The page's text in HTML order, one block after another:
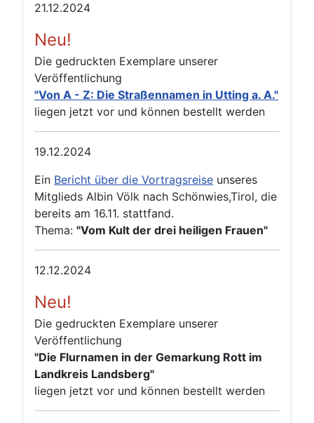
21.12.2024
Neu!
Die gedruckten Exemplare unserer
Veröffentlichung
"Von A - Z: Die Straßennamen in Utting a. A."
liegen jetzt vor und können bestellt werden
19.12.2024
Ein Bericht über die Vortragsreise unseres
Mitglieds Albin Völk nach Schönwies,Tirol, die
bereits am 16.11. stattfand.
Thema: "Vom Kult der drei heiligen Frauen"
12.12.2024
Neu!
Die gedruckten Exemplare unserer
Veröffentlichung
"Die Flurnamen in der Gemarkung Rott im
Landkreis Landsberg"
liegen jetzt vor und können bestellt werden